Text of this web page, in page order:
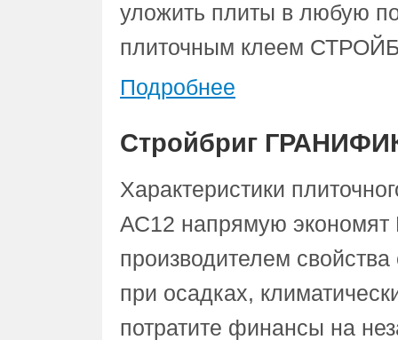
уложить плиты в любую
плиточным клеем
Подробнее
Стройбриг
Характеристики
АС12 напрямую экономят
производителем
при осадках,
потратите финансы на